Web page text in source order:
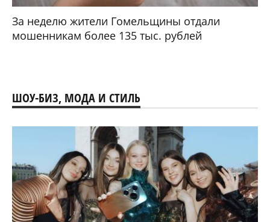
За неделю жители Гомельщины отдали
мошенникам более 135 тыс. рублей
ШОУ-БИЗ, МОДА И СТИЛЬ